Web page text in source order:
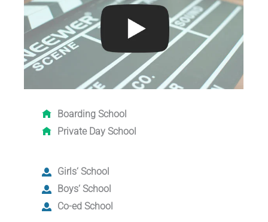
Boarding School
Private Day School
Girls‘ School
Boys‘ School
Co-ed School